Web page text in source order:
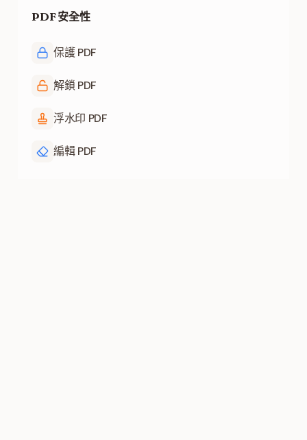
PDF 安全性
保護 PDF
解鎖 PDF
浮水印 PDF
編輯 PDF